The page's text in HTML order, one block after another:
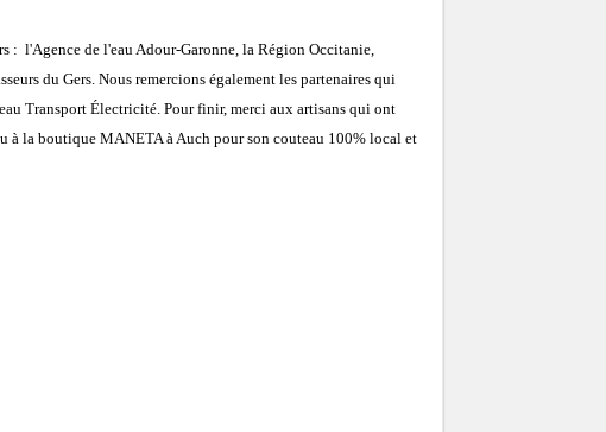
: l'Agence de l'eau Adour-Garonne, la Région Occitanie,
du Gers. Nous remercions également les partenaires qui
Transport Électricité. Pour finir, merci aux artisans qui ont
à la boutique MANETA à Auch pour son couteau 100% local et